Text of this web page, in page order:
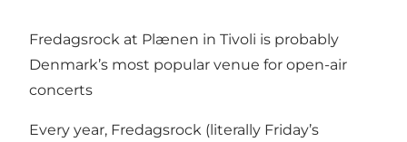
Fredagsrock at Plænen in Tivoli is probably
Denmark’s most popular venue for open-air
concerts
Every year, Fredagsrock (literally Friday’s